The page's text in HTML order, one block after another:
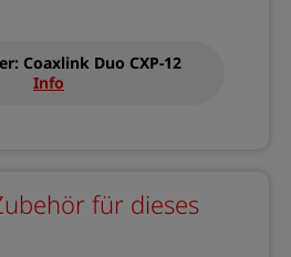
Coaxlink Duo CXP-12
Info
für dieses